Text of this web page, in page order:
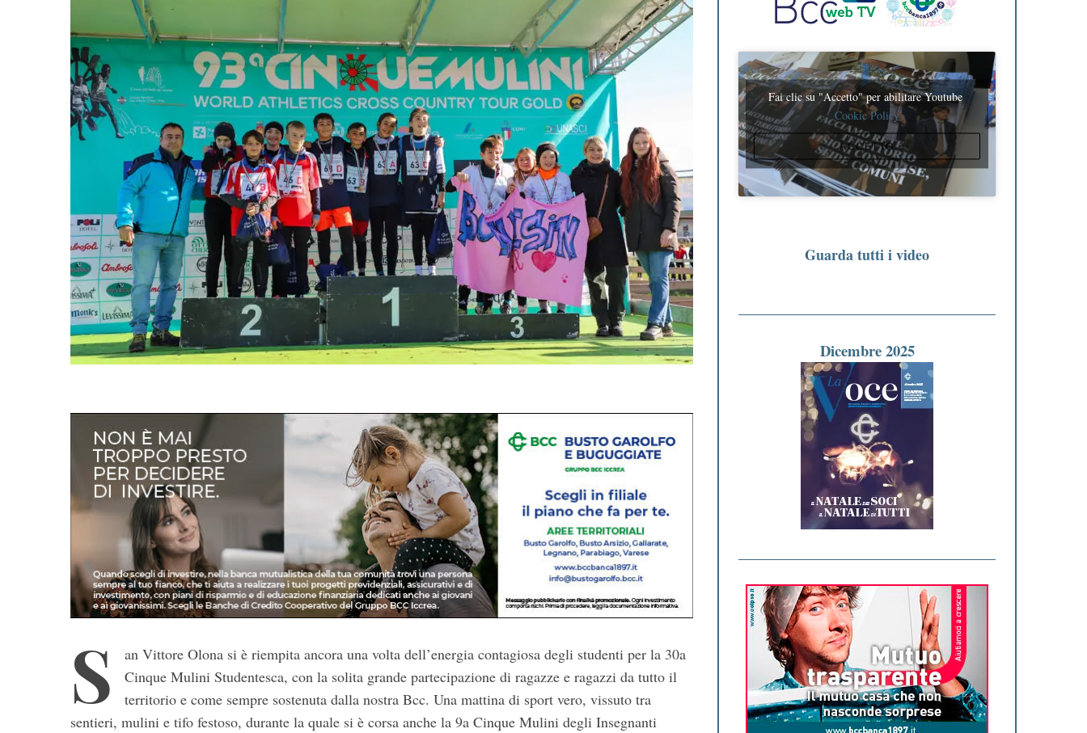
S
an Vittore Olona si è riempita ancora una volta dell’energia contagiosa degli studenti per la 30a
Cinque Mulini Studentesca, con la solita grande partecipazione di ragazze e ragazzi da tutto il
territorio e come sempre sostenuta dalla nostra Bcc. Una mattina di sport vero, vissuto tra
sentieri, mulini e tifo festoso, durante la quale si è corsa anche la 9a Cinque Mulini degli Insegnanti
Fai clic su "Accetto" per abilitare Youtube
Cookie Policy
ACCETTO
Guarda tutti i video
Dicembre 2025